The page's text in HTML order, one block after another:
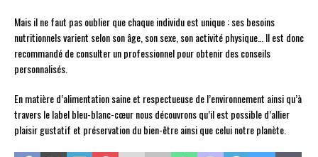
Mais il ne faut pas oublier que chaque individu est unique : ses besoins
nutritionnels varient selon son âge, son sexe, son activité physique… Il est donc
recommandé de consulter un professionnel pour obtenir des conseils
personnalisés.
En matière d’alimentation saine et respectueuse de l’environnement ainsi qu’à
travers le label bleu-blanc-cœur nous découvrons qu’il est possible d’allier
plaisir gustatif et préservation du bien-être ainsi que celui notre planète.